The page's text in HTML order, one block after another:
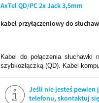
AxTel QD/PC 2x Jack 3,5mm
kabel przyłączeniowy do
Kabel do połączenia
szybkozłączką (QD). Kabel
Jeśli nie jesteś pewien
telefonu, skontaktuj